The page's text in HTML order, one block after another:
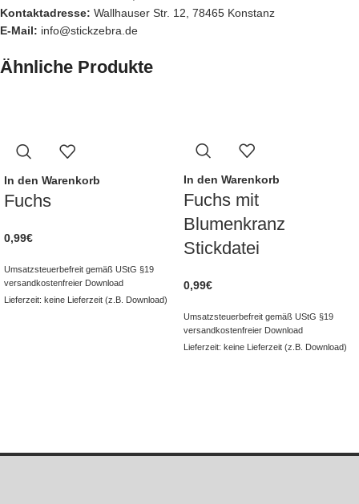
Kontaktadresse: Wallhauser Str. 12, 78465 Konstanz
E-Mail: info@stickzebra.de
Ähnliche Produkte
In den Warenkorb
Fuchs
0,99€
Umsatzsteuerbefreit gemäß UStG §19
versandkostenfreier Download
Lieferzeit: keine Lieferzeit (z.B. Download)
In den Warenkorb
Fuchs mit
Blumenkranz
Stickdatei
0,99€
Umsatzsteuerbefreit gemäß UStG §19
versandkostenfreier Download
Lieferzeit: keine Lieferzeit (z.B. Download)